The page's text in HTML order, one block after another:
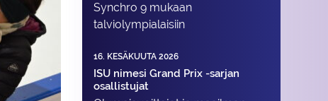
Synchro 9 mukaan
talviolympialaisiin
16. KESÄKUUTA 2026
ISU nimesi Grand Prix -sarjan
osallistujat